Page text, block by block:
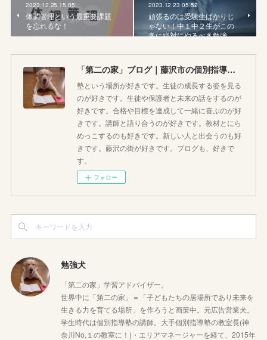
2023.12.25 15:05
体調管理という最重要課題
を忘れるな！
2023.12.23 05:52
頑張るのは受験生ばかりじ
ゃない！中１中２生がこの
冬に絶対にやるべき勉強…
「第二の家」ブログ｜藤沢市の個別指導塾のお話
塾という場所が好きです。生徒の成長する姿を見る
のが好きです。生徒や保護者と未来の話をするのが
好きです。合格や目標を達成して一緒に喜ぶのが好
きです。講師と語り合うのが好きです。教材とにら
めっこするのも好きです。新しい人と出会うのも好
きです。藤沢の街が好きです。ブログも、好きで
す。
フォロー
勉強犬
「第二の家」学習アドバイザー。
世界中に「第二の家」＝「子どもたちの居場所であり未来を
生きる力を育てる場所」を作ろうと画策中。元広告営業犬。
学生時代は個別指導塾の講師。大手個別指導塾の教室長(神
奈川No,１の教室に！)・エリアマネージャーを経て、2015年